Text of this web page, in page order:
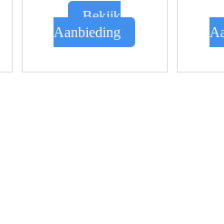
Bekijk
Aanbieding